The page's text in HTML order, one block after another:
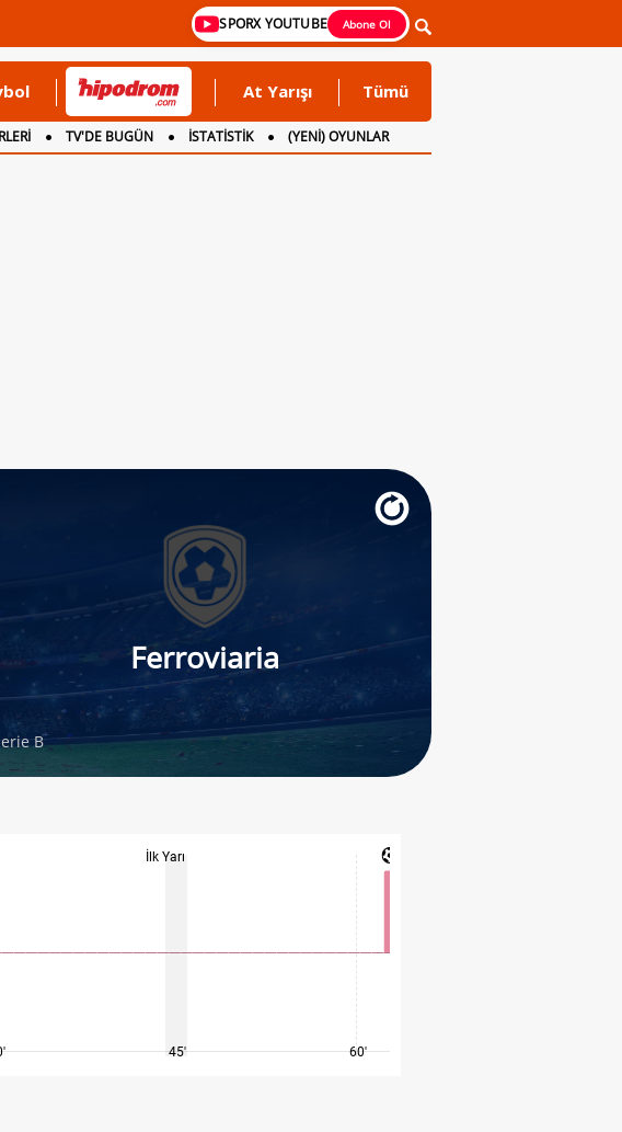
SPORX YOUTUBE Abone Ol
At Yarışı Tümü
TV'DE BUGÜN İSTATİSTİK
(YENİ) OYUNLAR
Ferroviaria
B
İlk Yarı
45' 60'